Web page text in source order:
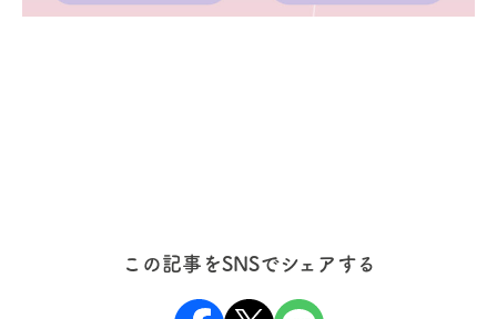
この記事をSNSでシェアする